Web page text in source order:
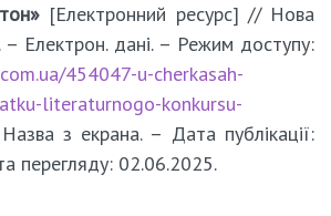
[Електронний ресурс] // Нова
Електрон. дані. – Режим доступу:
454047-u-cherkasah-
literaturnogo-konkursu-
з екрана. – Дата публікації:
перегляду: 02.06.2025.